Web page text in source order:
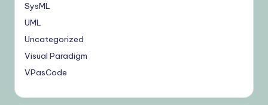
SysML
UML
Uncategorized
Visual Paradigm
VPasCode